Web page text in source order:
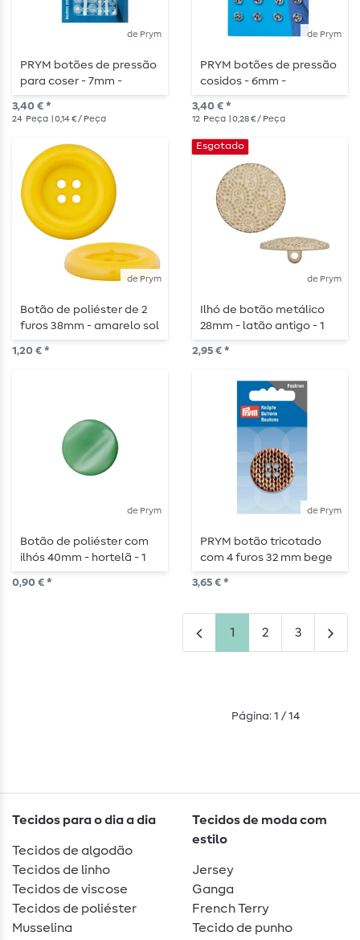
de Prym
PRYM botões de pressão
para coser - 7mm -
transparente - 24 peças
3,40 € *
24 Peça | 0,14 € / Peça
de Prym
PRYM botões de pressão
cosidos - 6mm -
prateado - 12 peças
3,40 € *
12 Peça | 0,28 € / Peça
de Prym
Botão de poliéster de 2
furos 38mm - amarelo sol
- 1 peça
1,20 € *
de Prym
Esgotado
Ilhó de botão metálico
28mm - latão antigo - 1
peça
2,95 € *
de Prym
Botão de poliéster com
ilhós 40mm - hortelã - 1
peça
0,90 € *
de Prym
PRYM botão tricotado
com 4 furos 32 mm bege
3,65 € *
1 2 3
Página: 1 / 14
Tecidos para o dia a dia
Tecidos de algodão
Tecidos de linho
Tecidos de viscose
Tecidos de poliéster
Musselina
Tecidos de moda com
estilo
Jersey
Ganga
French Terry
Tecido de punho